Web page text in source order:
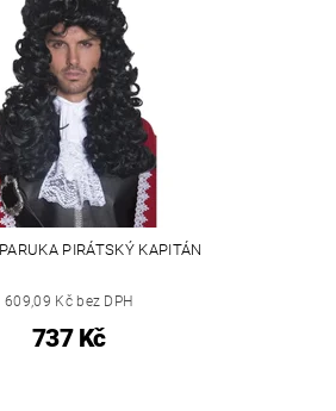
PIRÁTSKÝ KAPITÁN
609,09 Kč bez DPH
737 Kč